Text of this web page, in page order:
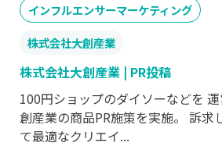
インフルエンサーマーケティング
株式会社大創産業
株式会社大創産業 | PR投稿
100円ショップのダイソーなどを
創産業の商品PR施策を実施。 訴求
て最適なクリエイ...